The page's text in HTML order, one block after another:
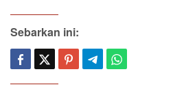
Sebarkan ini: